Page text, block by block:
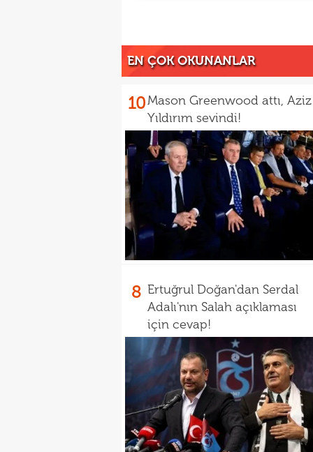
EN ÇOK OKUNANLAR
10Mason Greenwood attı, Aziz
Yıldırım sevindi!
8 Ertuğrul Doğan'dan Serdal
Adalı'nın Salah açıklaması
için cevap!